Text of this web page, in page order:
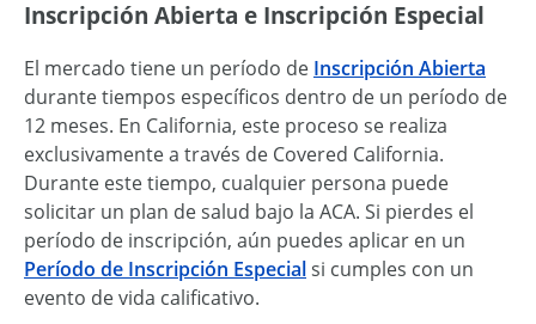
Inscripción Abierta e Inscripción Especial
El mercado tiene un período de Inscripción Abierta
durante tiempos específicos dentro de un período de
12 meses. En California, este proceso se realiza
exclusivamente a través de Covered California.
Durante este tiempo, cualquier persona puede
solicitar un plan de salud bajo la ACA. Si pierdes el
período de inscripción, aún puedes aplicar en un
Período de Inscripción Especialsi cumples con un
evento de vida calificativo.